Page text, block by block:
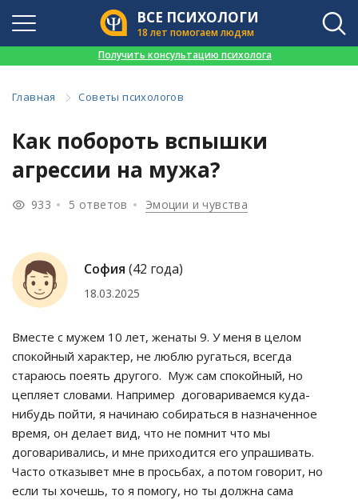
ВСЕ ПСИХОЛОГИ
18 лет помогаем людям
Получить консультацию психолога
Главная Советы психологов
Как побороть вспышки
агрессии на мужа?
933 5 ответов Эмоции и чувства
София (42 года)
18.03.2025
Вместе с мужем 10 лет, женаты 9. У меня в целом
спокойный характер, не люблю ругаться, всегда
стараюсь поеять другого. Муж сам спокойный, но
цепляет словами. Например договариваемся куда-
нибудь пойти, я начинаю собираться в назначенное
время, он делает вид, что не помнит что мы
договаривались, и мне приходится его упрашивать.
Часто отказывет мне в просьбах, а потом говорит, но
если ты хочешь, то я помогу, но ты должна сама